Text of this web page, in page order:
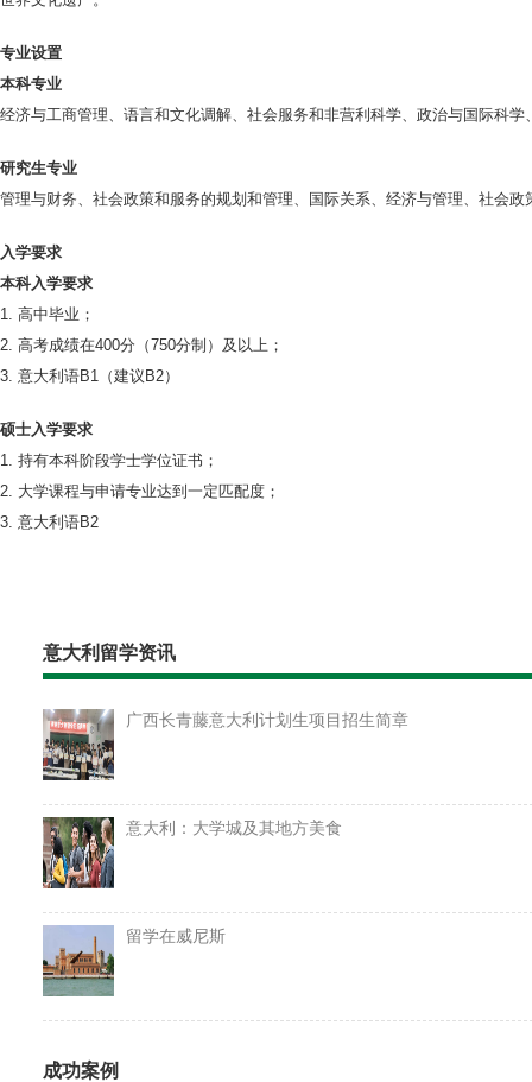
专业设置
本科专业
经济与工商管理、语言和文化调解、社会服务和非营利科学、政治与国际科
研究生专业
管理与财务、社会政策和服务的规划和管理、国际关系、经济与管理、社会
入学要求
本科入学要求
1. 高中毕业；
2. 高考成绩在400分（750分制）及以上；
3. 意大利语B1（建议B2）
硕士入学要求
1. 持有本科阶段学士学位证书；
2. 大学课程与申请专业达到一定匹配度；
3. 意大利语B2
意大利留学资讯
广西长青藤意大利计划生项目招生简章
意大利：大学城及其地方美食
留学在威尼斯
成功案例